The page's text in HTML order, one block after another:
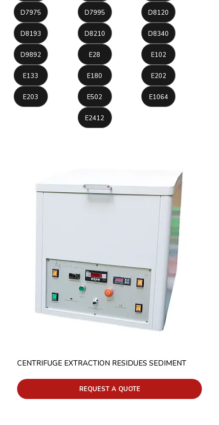
CENTRIFUGE EXTRACTION RESIDUES SEDIMENT
REQUEST A QUOTE
D7975 D7995 D8120
D8193 D8210 D8340
D9892 E28 E102
E133 E180 E202
E203 E502 E1064
E2412